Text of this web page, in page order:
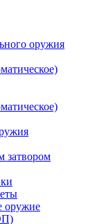
оружия
затвором
оружие